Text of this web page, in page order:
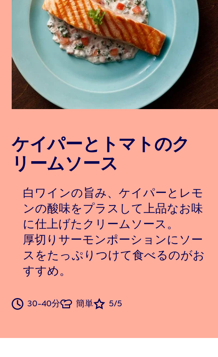
ケイパーとトマトのク
リームソース
白ワインの旨み、ケイパーとレモ
ンの酸味をプラスして上品なお味
に仕上げたクリームソース。
厚切りサーモンポーションにソー
スをたっぷりつけて食べるのがお
すすめ。
30-40分 簡単 5/5